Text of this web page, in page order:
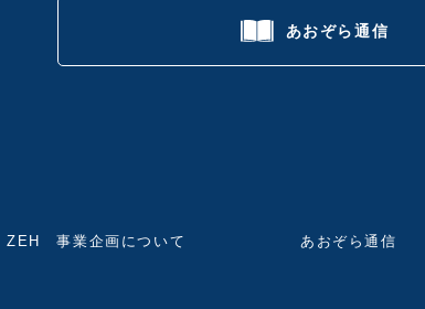
あおぞら通信
ZEH 事業企画について あおぞら通信